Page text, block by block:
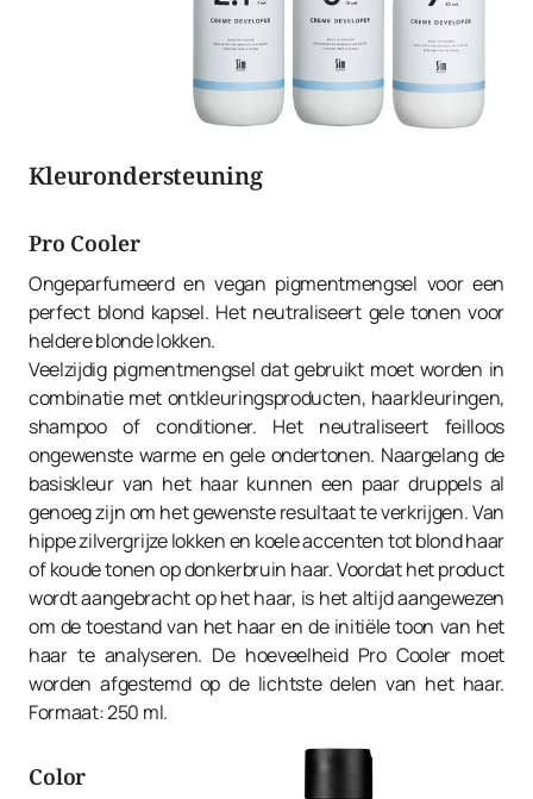
Kleurondersteuning
Pro Cooler
Ongeparfumeerd en vegan pigmentmengsel voor een
perfect blond kapsel. Het neutraliseert gele tonen voor
heldere blonde lokken.
Veelzijdig pigmentmengsel dat gebruikt moet worden in
combinatie met ontkleuringsproducten, haarkleuringen,
shampoo of conditioner. Het neutraliseert feilloos
ongewenste warme en gele ondertonen. Naargelang de
basiskleur van het haar kunnen een paar druppels al
genoeg zijn om het gewenste resultaat te verkrijgen. Van
hippe zilvergrijze lokken en koele accenten tot blond haar
of koude tonen op donkerbruin haar. Voordat het product
wordt aangebracht op het haar, is het altijd aangewezen
om de toestand van het haar en de initiële toon van het
haar te analyseren. De hoeveelheid Pro Cooler moet
worden afgestemd op de lichtste delen van het haar.
Formaat: 250 ml.
Color